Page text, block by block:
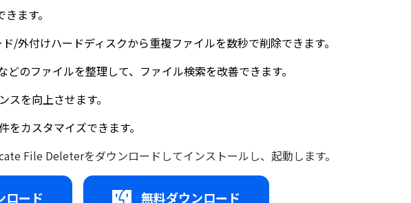
ます。
/外付けハードディスクから重複ファイルを数秒で削除できます。
のファイルを整理して、ファイル検索を改善できます。
を向上させます。
カスタマイズできます。
File Deleterをダウンロードしてインストールし、起動します。
ロード 無料ダウンロード